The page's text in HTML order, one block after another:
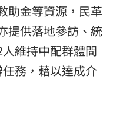
助金等資源，民革
提供落地參訪、統
維持中配群體間
務，藉以達成介